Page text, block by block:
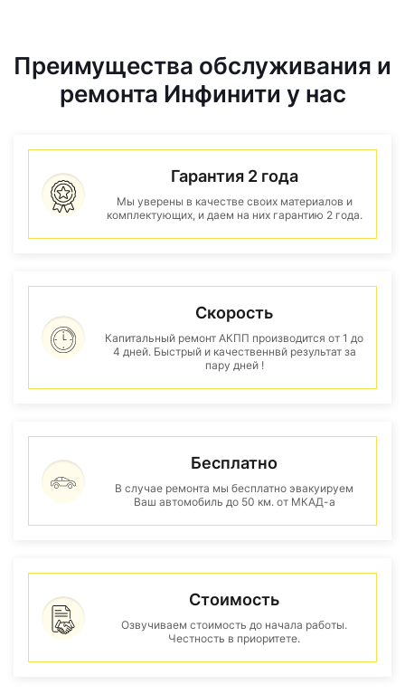
Преимущества обслуживания и
ремонта Инфинити у нас
Гарантия 2 года
Мы уверены в качестве своих материалов и
комплектующих, и даем на них гарантию 2 года.
Скорость
Капитальный ремонт АКПП производится от 1 до
4 дней. Быстрый и качественнвй результат за
пару дней !
Бесплатно
В случае ремонта мы бесплатно эвакуируем
Ваш автомобиль до 50 км. от МКАД-а
Стоимость
Озвучиваем стоимость до начала работы.
Честность в приоритете.